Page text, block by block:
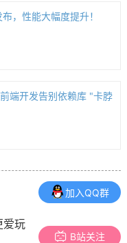
，性能大幅度提升！
端开发告别依赖库 "卡脖
爱玩
加入QQ群
B站关注